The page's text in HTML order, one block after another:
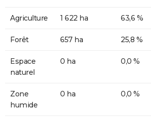
Agriculture 1 622 ha 63,6 %
Forêt 657 ha 25,8 %
Espace
naturel
0 ha 0,0 %
Zone
humide
0 ha 0,0 %